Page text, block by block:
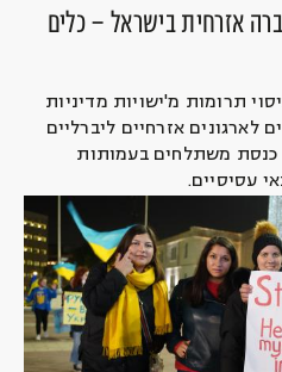
אזרחית בישראל – כלים
תרומות מ'ישויות מדיניות
לארגונים אזרחיים ליברליים
כנסת משתלחים בעמותות
עסיסיים.